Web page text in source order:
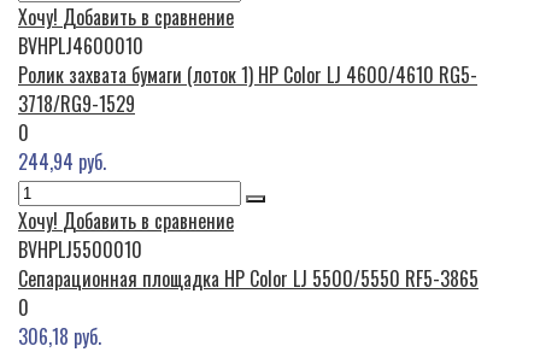
Хочу! Добавить в сравнение
BVHPLJ4600010
Ролик захвата бумаги (лоток 1) HP Color LJ 4600/4610 RG5-
3718/RG9-1529
0
244,94 руб.
Хочу! Добавить в сравнение
BVHPLJ5500010
Сепарационная площадка HP Color LJ 5500/5550 RF5-3865
0
306,18 руб.